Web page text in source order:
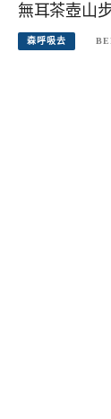
無耳茶壺山
森呼吸去